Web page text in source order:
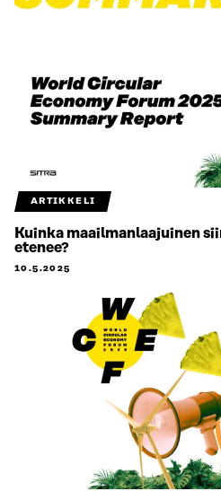
ARTIKKELI
Kuinka maailmanlaajuinen
etenee?
10.5.2025